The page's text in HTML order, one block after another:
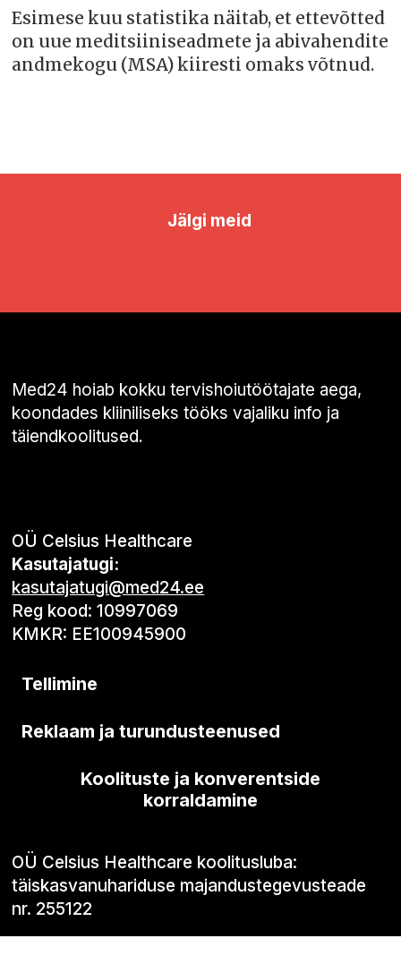
Esimese kuu statistika näitab, et ettevõtted
on uue meditsiiniseadmete ja abivahendite
andmekogu (MSA) kiiresti omaks võtnud.
Jälgi meid
Med24 hoiab kokku tervishoiutöötajate aega,
koondades kliiniliseks tööks vajaliku info ja
täiendkoolitused.
OÜ Celsius Healthcare
Kasutajatugi:
kasutajatugi@med24.ee
Reg kood: 10997069
KMKR: EE100945900
Tellimine
Reklaam ja turundusteenused
Koolituste ja konverentside
korraldamine
OÜ Celsius Healthcare koolitusluba:
täiskasvanuhariduse majandustegevusteade
nr. 255122